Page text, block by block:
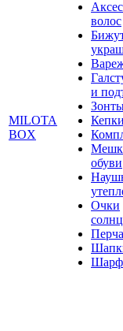
MILOTA
BOX
волос
и
обуви
Очки